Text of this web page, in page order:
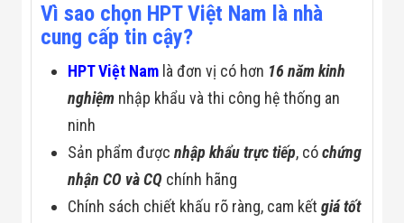
Vì sao chọn HPT Việt Nam là nhà
cung cấp tin cậy?
HPT Việt Nam là đơn vị có hơn 16 năm kinh
nghiệm nhập khẩu và thi công hệ thống an
ninh
Sản phẩm đượcnhập khẩu trực tiếp, cóchứng
nhận CO và CQ chính hãng
Chính sách chiết khấu rõ ràng, cam kếtgiá tốt